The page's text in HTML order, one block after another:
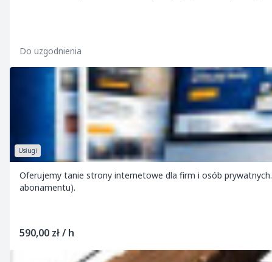
Do uzgodnienia
Usługi
Oferujemy tanie strony internetowe dla firm i osób prywatnych. Ceny za stronę internetową zaczynają się już od 590 zł (jednorazowo, bez
abonamentu).
590,00 zł / h